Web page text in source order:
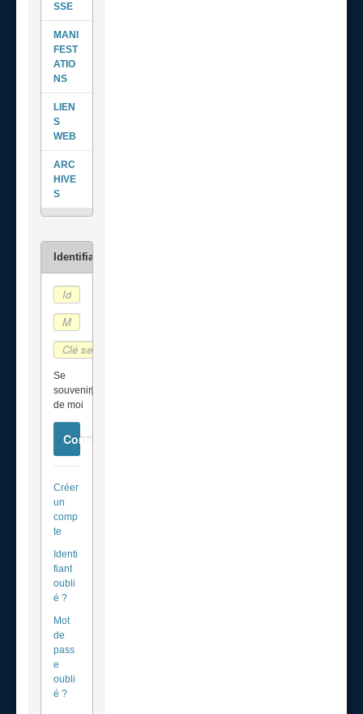
Se
souvenir
de moi
Connexion
Créer
un
comp
te
Identi
fiant
oubli
é ?
Mot
de
pass
e
oubli
é ?
SSE
MANI
FEST
ATIO
NS
LIEN
S
WEB
ARC
HIVE
S